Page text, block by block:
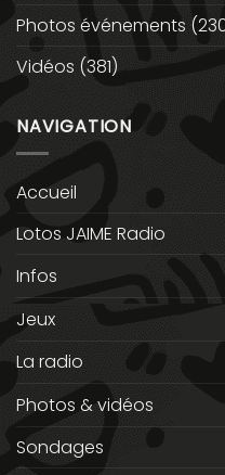
Photos événements
Vidéos (381)
NAVIGATION
Accueil
Lotos JAIME Radio
Infos
Jeux
La radio
Photos & vidéos
Sondages